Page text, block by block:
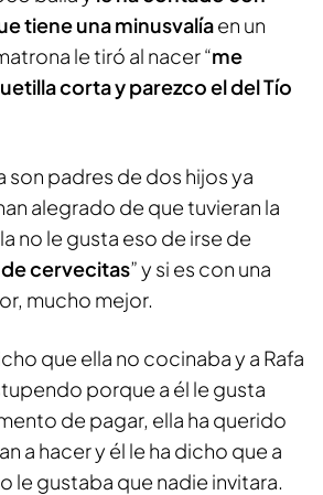
tiene una minusvalíaen un
le tiró al nacer “me
corta y parezco el del Tío
son padres de dos hijos ya
alegrado de que tuvieran la
no le gusta eso de irse de
de cervecitas” y si es con una
mucho mejor.
que ella no cocinaba y a Rafa
porque a él le gusta
de pagar, ella ha querido
a hacer y él le ha dicho que a
le gustaba que nadie invitara.